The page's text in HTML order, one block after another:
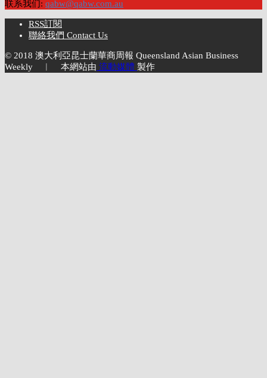
联系我们: qabw@qabw.com.au
RSS訂閱
聯絡我們 Contact Us
© 2018 澳大利亞昆士蘭華商周報 Queensland Asian Business
Weekly ︱ 本網站由 流動媒體 製作